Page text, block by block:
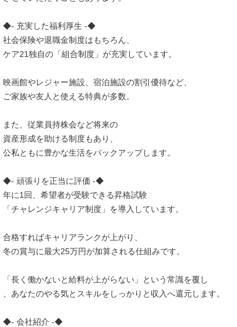
◆- 充実した福利厚生 -◆
社会保険や退職金制度はもちろん、
ケア21独自の「組合制度」が充実しています。
映画館やレジャー施設、宿泊施設の割引優待など、
ご家族や友人と使える特典が多数。
また、従業員持株会など将来の
資産形成を助ける制度もあり、
公私ともに豊かな生活をバックアップします。
◆- 頑張りを正当に評価 -◆
年に1回、希望者が受験できる昇格試験
「チャレンジキャリア制度」を導入しています。
合格すればキャリアランクが上がり、
冬の賞与に最大25万円が加算される仕組みです。
「長く働かないと給料が上がらない」という常識を覆し
、あなたのやる気とスキルをしっかりと収入へ還元します。
◆- 会社紹介 -◆